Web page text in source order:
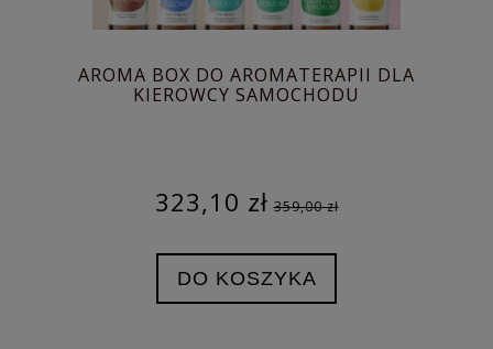
AROMA BOX DO AROMATERAPII DLA
KIEROWCY SAMOCHODU
323,10 zł 359,00 zł
DO KOSZYKA